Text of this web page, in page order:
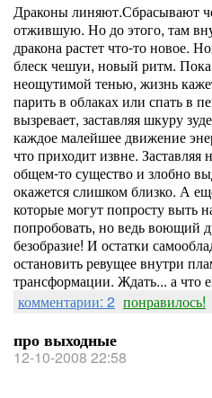
Драконы линяют.Сбрасывают
отжившую. Но до этого, там
дракона растет что-то новое.
блеск чешуи, новый ритм. Пока
неощутимой тенью, жизнь
парить в облаках или спать в
вызревает, заставляя шкуру
каждое малейшее движение
что приходит извне. Заставляя
общем-то существо и злобно
окажется слишком близко. А
которые могут попросту выть
попробовать, но ведь воющий
безобразие! И остатки
остановить ревущее внутри
трансформации. Ждать... а что
комментарии: 2 понравилось!
про выходные
12-10-2008 22:58